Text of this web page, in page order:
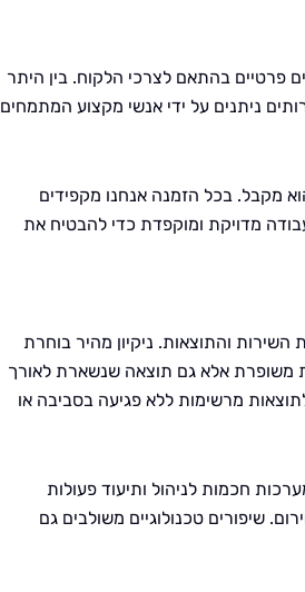
פרטיים בהתאם לצרכי הלקוח. בין היתר
ניתנים על ידי אנשי מקצוע המתמחים
מקבל. בכל הזמנה אנחנו מקפידים
מדויקת ומוקפדת כדי להבטיח את
השירות והתוצאות. ניקיון מהיר בוחרת
משופרת אלא גם תוצאה שנשארת לאורך
מרשימות ללא פגיעה בסביבה או
חכמות לניהול ותיעוד פעולות
שיפורים טכנולוגיים משולבים גם